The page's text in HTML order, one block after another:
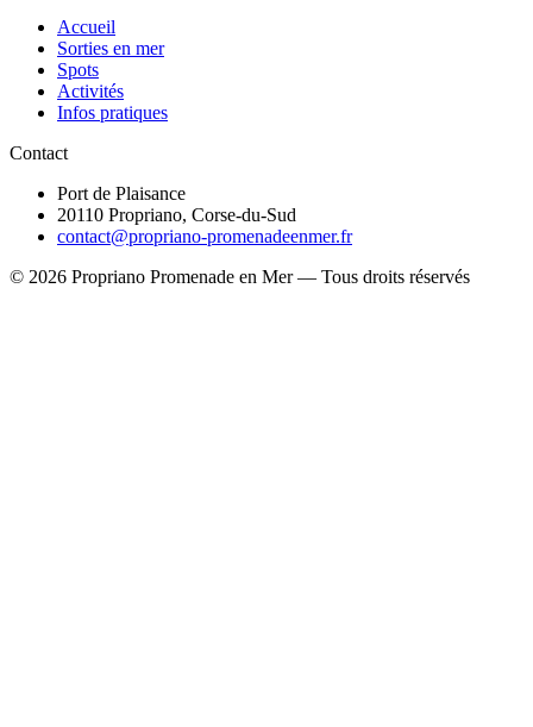
Accueil
Sorties en mer
Spots
Activités
Infos pratiques
Contact
Port de Plaisance
20110 Propriano, Corse-du-Sud
contact@propriano-promenadeenmer.fr
© 2026 Propriano Promenade en Mer — Tous droits réservés